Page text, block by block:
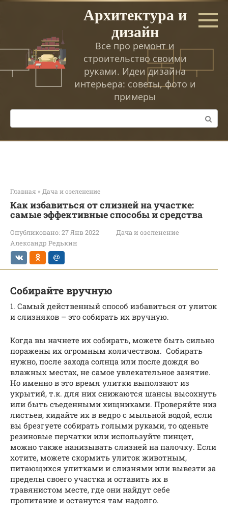
Перейти
Архитектура и
дизайн
Все про ремонт и
строительство своими
руками. Идеи дизайна
интерьера: советы, фото и
примеры
Поиск:
Главная » Дача и озеленение
Как избавиться от слизней на участке:
самые эффективные способы и средства
Опубликовано: 27 Янв 2022
Дача и озеленение
Александр Редькин
Собирайте вручную
1. Самый действенный способ избавиться от улиток
и слизняков – это собирать их вручную.
Когда вы начнете их собирать, можете быть сильно
поражены их огромным количеством. Собирать
нужно, после захода солнца или после дождя во
влажных местах, не самое увлекательное занятие.
Но именно в это время улитки выползают из
укрытий, т.к. для них снижаются шансы высохнуть
или быть съеденными хищниками. Проверяйте низ
листьев, кидайте их в ведро с мыльной водой, если
вы брезгуете собирать голыми руками, то оденьте
резиновые перчатки или используйте пинцет,
можно также нанизывать слизней на палочку. Если
хотите, можете скормить улиток животным,
питающихся улитками и слизнями или вывезти за
пределы своего участка и оставить их в
травянистом месте, где они найдут себе
пропитание и останутся там надолго.